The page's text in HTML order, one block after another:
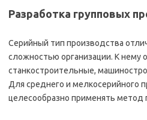
Разработка групповых
Серийный тип производства
сложностью организации. К нему
станкостроительные,
Для среднего и мелкосерийного
целесообразно применять метод